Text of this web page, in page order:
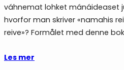
váhnemat lohket mánáideaset
hvorfor man skriver «namahis
reive»? Formålet med denne
Les mer